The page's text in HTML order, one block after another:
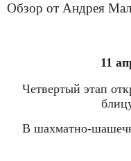
Обзор от Андрея
11
Четвертый этап
В шахматно-